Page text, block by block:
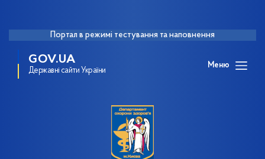
Портал в режимі тестування та наповнення
GOV.UA
Державні сайти України
Меню